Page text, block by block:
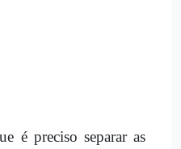
é preciso separar as